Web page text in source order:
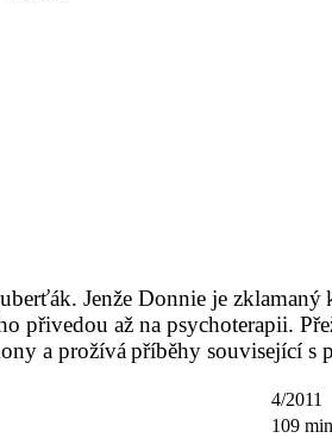
Jenže Donnie je zklamaný
přivedou až na psychoterapii.
a prožívápříběhy související s
4/2011
109 min